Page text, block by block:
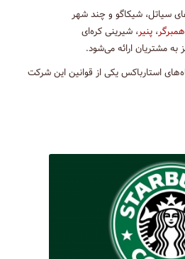
سیاتل، شیکاگو و چند شهر
همبرگر، پنیر، شیرینی کره‌ای
مشتریان ارائه می‌شود.
استارباکس یکی از قوانین این شرکت